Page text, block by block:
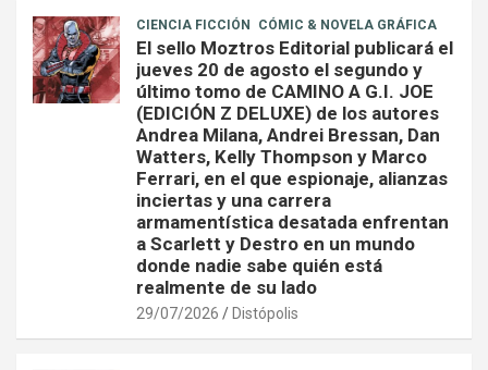
CIENCIA FICCIÓN CÓMIC & NOVELA GRÁFICA
El sello Moztros Editorial publicará el
jueves 20 de agosto el segundo y
último tomo de CAMINO A G.I. JOE
(EDICIÓN Z DELUXE) de los autores
Andrea Milana, Andrei Bressan, Dan
Watters, Kelly Thompson y Marco
Ferrari, en el que espionaje, alianzas
inciertas y una carrera
armamentística desatada enfrentan
a Scarlett y Destro en un mundo
donde nadie sabe quién está
realmente de su lado
29/07/2026 Distópolis